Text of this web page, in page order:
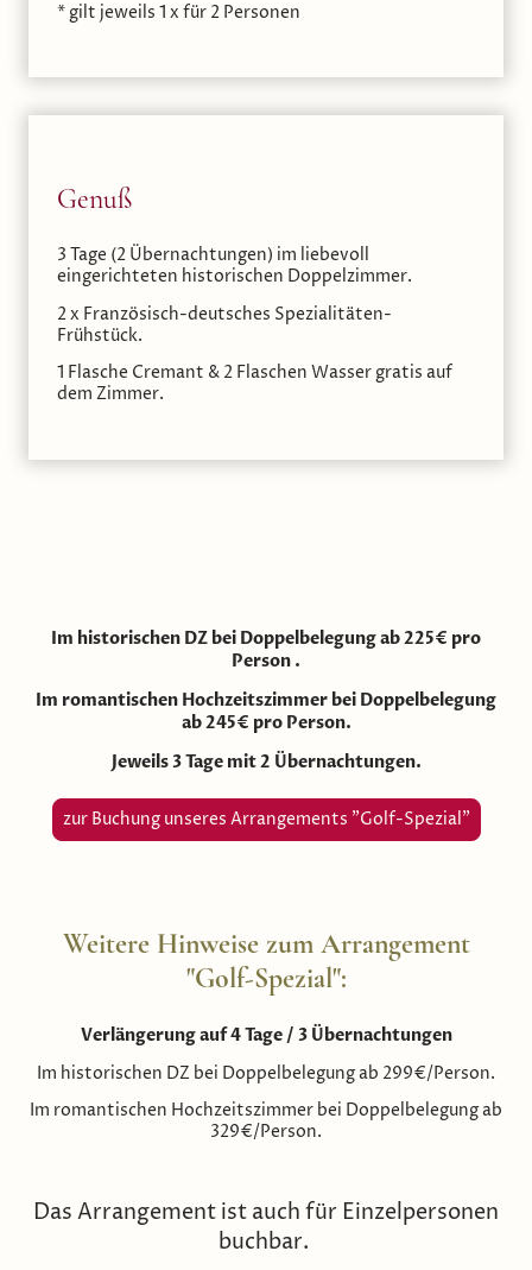
* gilt jeweils 1 x für 2 Personen
Genuß
3 Tage (2 Übernachtungen) im liebevoll
eingerichteten historischen Doppelzimmer.
2 x Französisch-deutsches Spezialitäten-
Frühstück.
1 Flasche Cremant & 2 Flaschen Wasser gratis auf
dem Zimmer.
Im historischen DZ bei Doppelbelegung ab 225€ pro
Person .
Im romantischen Hochzeitszimmer bei Doppelbelegung
ab 245€ pro Person.
Jeweils 3 Tage mit 2 Übernachtungen.
zur Buchung unseres Arrangements "Golf-Spezial"
Weitere Hinweise zum Arrangement
"Golf-Spezial":
Verlängerung auf 4 Tage / 3 Übernachtungen
Im historischen DZ bei Doppelbelegung ab 299€/Person.
Im romantischen Hochzeitszimmer bei Doppelbelegung ab
329€/Person.
Das Arrangement ist auch für Einzelpersonen
buchbar.